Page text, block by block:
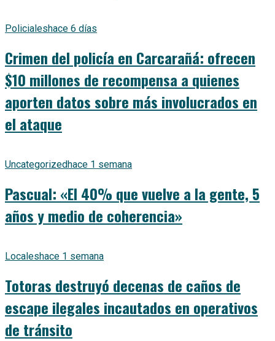
Policialeshace 6 días
Crimen del policía en Carcarañá: ofrecen
$10 millones de recompensa a quienes
aporten datos sobre más involucrados en
el ataque
Uncategorized hace 1 semana
Pascual: «El 40% que vuelve a la gente, 5
años y medio de coherencia»
Localeshace 1 semana
Totoras destruyó decenas de caños de
escape ilegales incautados en operativos
de tránsito